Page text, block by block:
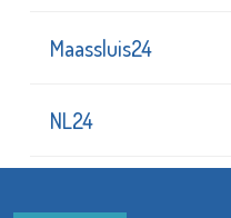
Maassluis24
NL24